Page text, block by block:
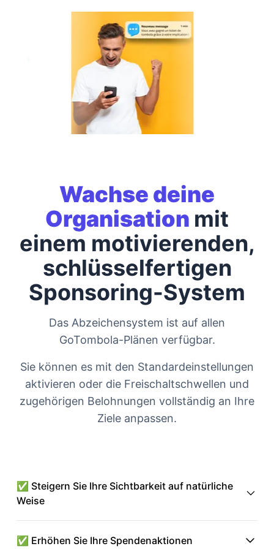
Wachse deine
Organisation mit
einem motivierenden,
schlüsselfertigen
Sponsoring-System
Das Abzeichensystem ist auf allen
GoTombola-Plänen verfügbar.
Sie können es mit den Standardeinstellungen
aktivieren oder die Freischaltschwellen und
zugehörigen Belohnungen vollständig an Ihre
Ziele anpassen.
✅ Steigern Sie Ihre Sichtbarkeit auf natürliche
Weise
Ihre Botschafter werden zu Ihren besten
Kommunikationskanälen, indem sie spontan Ihr
✅ Erhöhen Sie Ihre Spendenaktionen